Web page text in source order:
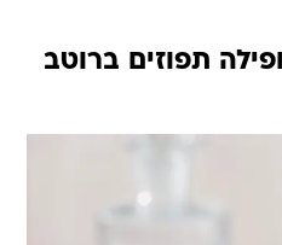
תפוזים ברוטב